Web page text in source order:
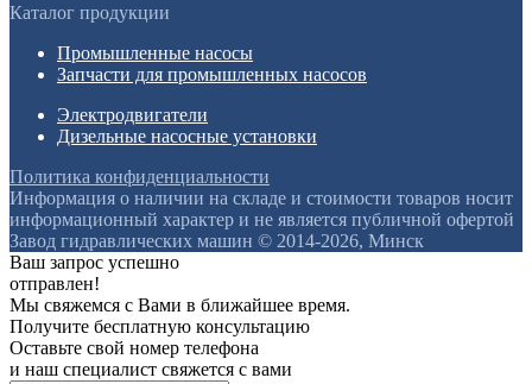
Каталог продукции
Промышленные насосы
Запчасти для промышленных насосов
Электродвигатели
Дизельные насосные установки
Политика конфиденциальности
Информация о наличии на складе и стоимости товаров носит
информационный характер и не является публичной офертой
Завод гидравлических машин © 2014-2026, Минск
Ваш запрос успешно
отправлен!
Мы свяжемся с Вами в ближайшее время.
Получите бесплатную консультацию
Оставьте свой номер телефона
и наш специалист свяжется с вами